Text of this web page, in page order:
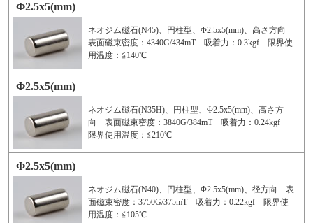
Φ2.5x5(mm)
ネオジム磁石(N45)、円柱型、Φ2.5x5(mm)、高さ方向
表面磁束密度：4340G/434mT 吸着力：0.3kgf 限界使
用温度：≦140℃
Φ2.5x5(mm)
ネオジム磁石(N35H)、円柱型、Φ2.5x5(mm)、高さ方
向 表面磁束密度：3840G/384mT 吸着力：0.24kgf
限界使用温度：≦210℃
Φ2.5x5(mm)
ネオジム磁石(N40)、円柱型、Φ2.5x5(mm)、径方向 表
面磁束密度：3750G/375mT 吸着力：0.22kgf 限界使
用温度：≦105℃